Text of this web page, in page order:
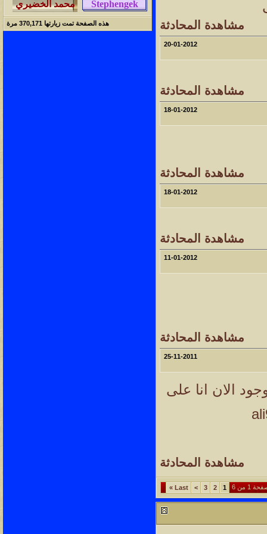
مشاهدة المحادثة
20-01-2012
مشاهدة المحادثة
18-01-2012
مشاهدة المحادثة
18-01-2012
مشاهدة المحادثة
11-01-2012
مشاهدة المحادثة
25-11-2011
الان انا على
مشاهدة المحادثة
1 من 6 1
2
3
>
Last
»
هذه الصفحة تمت زيارتها 370,171 مرة